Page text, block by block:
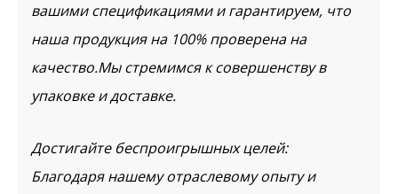
вашими спецификациями и гарантируем, что
наша продукция на 100% проверена на
качество.Мы стремимся к совершенству в
упаковке и доставке.
Достигайте беспроигрышных целей:
Благодаря нашему отраслевому опыту и